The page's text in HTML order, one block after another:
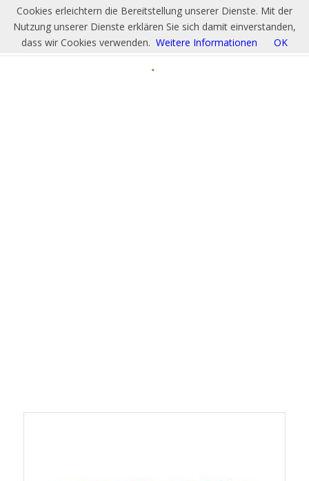
Cookies erleichtern die Bereitstellung unserer Dienste. Mit der
Nutzung unserer Dienste erklären Sie sich damit einverstanden,
dass wir Cookies verwenden. Weitere Informationen OK